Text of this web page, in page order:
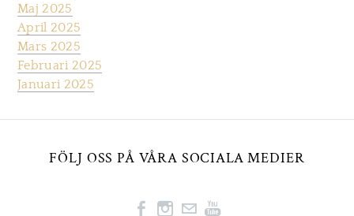
Maj 2025
April 2025
Mars 2025
Februari 2025
Januari 2025
FÖLJ OSS PÅ VÅRA SOCIALA MEDIER